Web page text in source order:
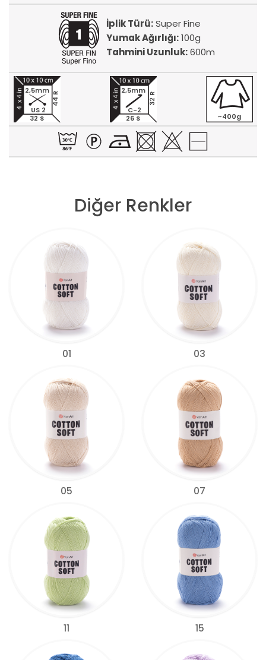
İplik Türü:Super Fine
Yumak Ağırlığı:100g
Tahmini Uzunluk:600m
32 S
44 R
2,5mm
US 2
26 S
32 R
2,5mm
C-2
~400g
Diğer Renkler
01 03
05 07
11 15